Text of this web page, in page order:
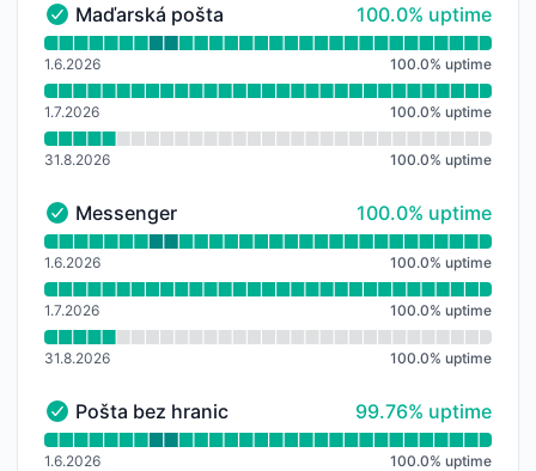
Maďarská pošta - Funkční
Maďarská pošta 100% - uptime
100.0% uptime
Přečtěte si graf doby provozuschopnosti pro
1.6.2026 100.0% uptime
1.7.2026 100.0% uptime
31.8.2026 100.0% uptime
Messenger - Funkční
Messenger 100% - uptime
100.0% uptime
Přečtěte si graf doby provozuschopnosti pro
1.6.2026 100.0% uptime
1.7.2026 100.0% uptime
31.8.2026 100.0% uptime
Pošta bez hranic - Funkční
Pošta bez hranic 100% - uptime
99.76% uptime
Přečtěte si graf doby provozuschopnosti pro Pošta
1.6.2026 100.0% uptime